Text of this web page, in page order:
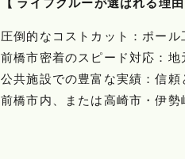
圧倒的なコストカット：ポール
前橋市密着のスピード対応：地
公共施設での豊富な実績：信頼
前橋市内、または高崎市・伊